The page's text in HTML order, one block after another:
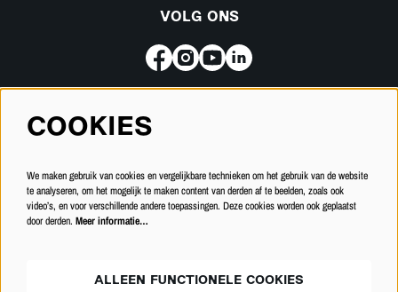
VOLG ONS
Meld je aan voor de nieuwsbrief
INSCHRIJVEN
COOKIES
We maken gebruik van cookies en vergelijkbare technieken om het gebruik van de website
te analyseren, om het mogelijk te maken content van derden af te beelden, zoals ook
video’s, en voor verschillende andere toepassingen. Deze cookies worden ook geplaatst
door derden. Meer informatie…
ALLEEN FUNCTIONELE COOKIES